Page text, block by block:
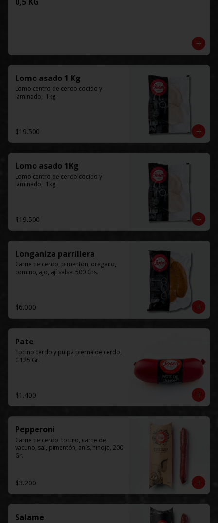
Lomo asado 1 Kg
Lomo centro de cerdo cocido y
laminado,  1kg.
$19.500
Lomo asado 1Kg
Lomo centro de cerdo cocido y
laminado,  1kg.
$19.500
Longaniza parrillera
Carne de cerdo, pimentón, orégano,
comino, ajo, ají salsa, 500 Grs.
$6.000
Pate
Tocino cerdo y pulpa pierna de cerdo,
0.125 Gr.
$1.400
Pepperoni
Carne de cerdo, tocino, carne de
vacuno, sal, pimentón, anís, hinojo, 200
Gr.
$3.200
Salame